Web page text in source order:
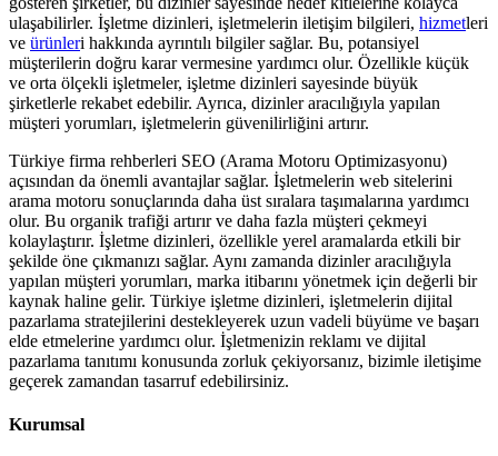
ulaşabilirler. İşletme dizinleri, işletmelerin iletişim bilgileri, hizmetleri
ve ürünleri hakkında ayrıntılı bilgiler sağlar. Bu, potansiyel
müşterilerin doğru karar vermesine yardımcı olur. Özellikle küçük
ve orta ölçekli işletmeler, işletme dizinleri sayesinde büyük
şirketlerle rekabet edebilir. Ayrıca, dizinler aracılığıyla yapılan
müşteri yorumları, işletmelerin güvenilirliğini artırır.
Türkiye firma rehberleri SEO (Arama Motoru Optimizasyonu)
açısından da önemli avantajlar sağlar. İşletmelerin web sitelerini
arama motoru sonuçlarında daha üst sıralara taşımalarına yardımcı
olur. Bu organik trafiği artırır ve daha fazla müşteri çekmeyi
kolaylaştırır. İşletme dizinleri, özellikle yerel aramalarda etkili bir
şekilde öne çıkmanızı sağlar. Aynı zamanda dizinler aracılığıyla
yapılan müşteri yorumları, marka itibarını yönetmek için değerli bir
kaynak haline gelir. Türkiye işletme dizinleri, işletmelerin dijital
pazarlama stratejilerini destekleyerek uzun vadeli büyüme ve başarı
elde etmelerine yardımcı olur. İşletmenizin reklamı ve dijital
pazarlama tanıtımı konusunda zorluk çekiyorsanız, bizimle iletişime
geçerek zamandan tasarruf edebilirsiniz.
Kurumsal